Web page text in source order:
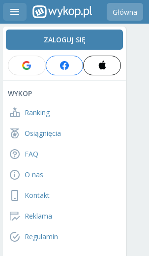
Główna
ZALOGUJ SIĘ
WYKOP
Ranking
Osiągnięcia
FAQ
O nas
Kontakt
Reklama
Regulamin